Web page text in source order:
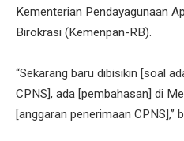
Kementerian Pendayagunaan
Birokrasi (Kemenpan-RB).
“Sekarang baru dibisikin [soal
CPNS], ada [pembahasan] di
[anggaran penerimaan CPNS],”